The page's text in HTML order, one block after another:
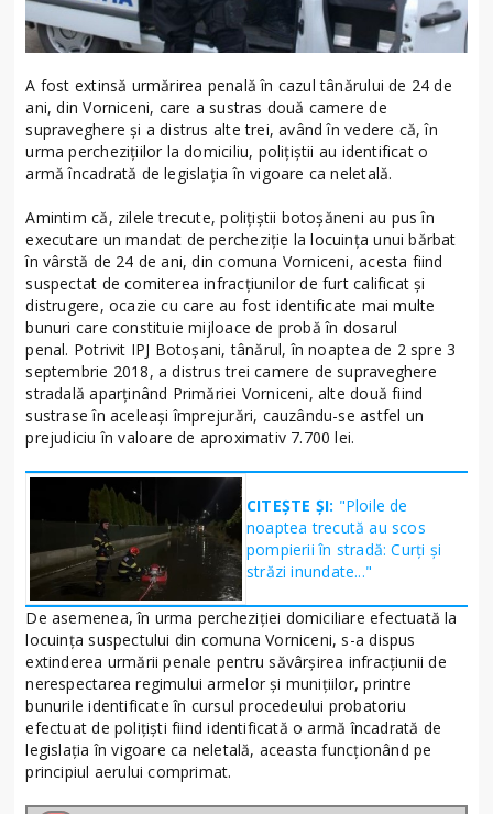
A fost extinsă urmărirea penală în cazul tânărului de 24 de
ani, din Vorniceni, care a sustras două camere de
supraveghere și a distrus alte trei, având în vedere că, în
urma perchezițiilor la domiciliu, polițiștii au identificat o
armă încadrată de legislaţia în vigoare ca neletală.
Amintim că, zilele trecute, poliţiştii botoşăneni au pus în
executare un mandat de percheziţie la locuinţa unui bărbat
în vârstă de 24 de ani, din comuna Vorniceni, acesta fiind
suspectat de comiterea infracțiunilor de furt calificat și
distrugere, ocazie cu care au fost identificate mai multe
bunuri care constituie mijloace de probă în dosarul
penal. Potrivit IPJ Botoșani, tânărul, în noaptea de 2 spre 3
septembrie 2018, a distrus trei camere de supraveghere
stradală aparținând Primăriei Vorniceni, alte două fiind
sustrase în aceleași împrejurări, cauzându-se astfel un
prejudiciu în valoare de aproximativ 7.700 lei.
CITEȘTE ȘI: "Ploile de
noaptea trecută au scos
pompierii în stradă: Curți și
străzi inundate..."
De asemenea, în urma percheziţiei domiciliare efectuată la
locuinţa suspectului din comuna Vorniceni, s-a dispus
extinderea urmării penale pentru săvârşirea infracţiunii de
nerespectarea regimului armelor şi muniţiilor, printre
bunurile identificate în cursul procedeului probatoriu
efectuat de poliţişti fiind identificată o armă încadrată de
legislaţia în vigoare ca neletală, aceasta funcţionând pe
principiul aerului comprimat.